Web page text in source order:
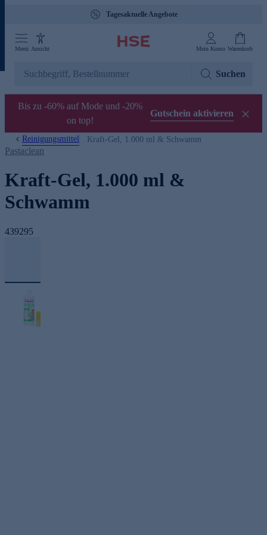
Tagesaktuelle Angebote
Menü Ansicht Mein Konto Warenkorb
Suchen
Bis zu -60% auf Mode und -20%
on top!
Gutschein aktivieren
Reinigungsmittel Kraft-Gel, 1.000 ml & Schwamm
Pastaclean
Kraft-Gel, 1.000 ml &
Schwamm
439295